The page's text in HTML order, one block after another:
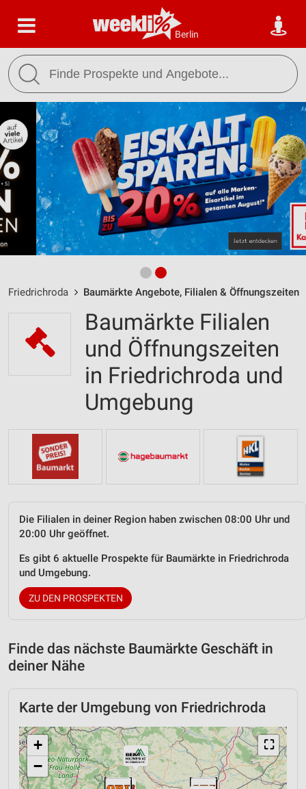
Berlin
Friedrichroda Baumärkte Angebote, Filialen & Öffnungszeiten
Baumärkte Filialen
und Öffnungszeiten
in Friedrichroda und
Umgebung
Die Filialen in deiner Region haben zwischen 08:00 Uhr und
20:00 Uhr geöffnet.
Es gibt 6 aktuelle Prospekte für Baumärkte in Friedrichroda
und Umgebung.
ZU DEN PROSPEKTEN
Finde das nächste Baumärkte Geschäft in
deiner Nähe
Karte der Umgebung von Friedrichroda
⛶
+
−